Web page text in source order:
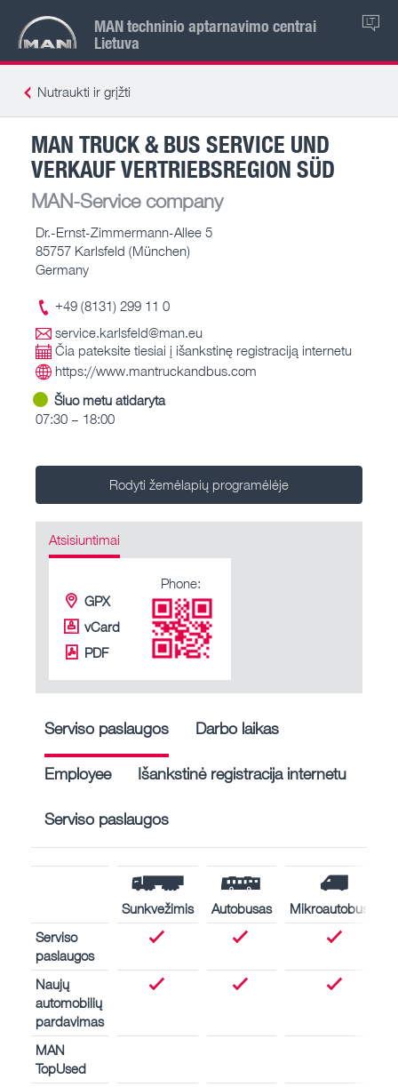
MAN techninio aptarnavimo centrai
Lietuva
LT
Nutraukti ir grįžti
MAN TRUCK & BUS SERVICE UND
VERKAUF VERTRIEBSREGION SÜD
MAN-Service company
Dr.-Ernst-Zimmermann-Allee 5
85757 Karlsfeld (München)
Germany
+49 (8131) 299 11 0
service.karlsfeld@man.eu
Čia pateksite tiesiai į išankstinę registraciją internetu
https://www.mantruckandbus.com
Šiuo metu atidaryta
07:30 – 18:00
Rodyti žemėlapių programėlėje
Atsisiuntimai
GPX
vCard
PDF
Phone:
Serviso paslaugos Darbo laikas
Employee Išankstinė registracija internetu
Serviso paslaugos
Sunkvežimis Autobusas
Mikroautobusas
Serviso
paslaugos
Naujų
automobilių
pardavimas
MAN
TopUsed